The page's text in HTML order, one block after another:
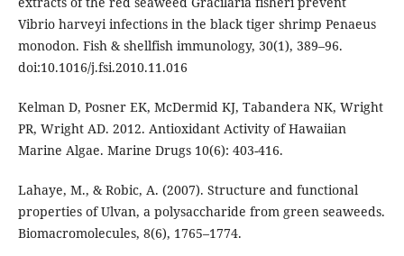
Vibrio harveyi infections in the black tiger shrimp Penaeus
monodon. Fish & shellfish immunology, 30(1), 389–96.
doi:10.1016/j.fsi.2010.11.016
Kelman D, Posner EK, McDermid KJ, Tabandera NK, Wright
PR, Wright AD. 2012. Antioxidant Activity of Hawaiian
Marine Algae. Marine Drugs 10(6): 403-416.
Lahaye, M., & Robic, A. (2007). Structure and functional
properties of Ulvan, a polysaccharide from green seaweeds.
Biomacromolecules, 8(6), 1765–1774.